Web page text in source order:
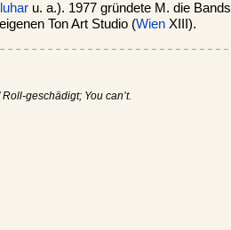
u. a.). 1977 gründete M. die Bands
Ton Art Studio (Wien XIII).
Roll-geschädigt; You can’t.